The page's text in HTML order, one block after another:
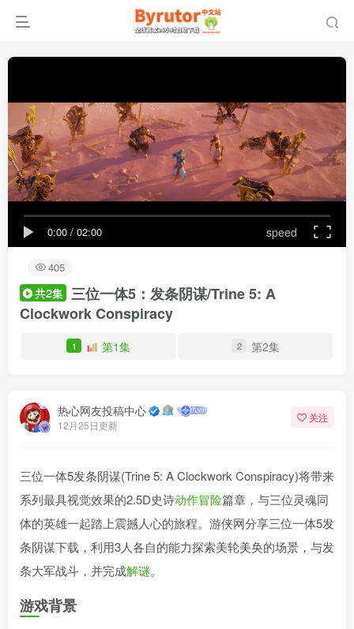
0:00 / 02:00 speed
405
共2集 三位一体5：发条阴谋/Trine 5: A
Clockwork Conspiracy
1 第1集 2 第2集
热心网友投稿中心
12月25日更新
关注
三位一体5发条阴谋(Trine 5: A Clockwork Conspiracy)将带来
系列最具视觉效果的2.5D史诗动作冒险篇章，与三位灵魂同
体的英雄一起踏上震撼人心的旅程。游侠网分享三位一体5发
条阴谋下载，利用3人各自的能力探索美轮美奂的场景，与发
条大军战斗，并完成解谜。
游戏背景